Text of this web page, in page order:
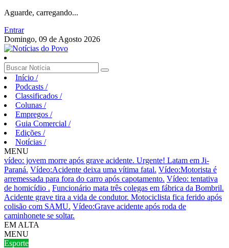
Aguarde, carregando...
Entrar
Domingo, 09 de Agosto 2026
Início /
Podcasts /
Classificados /
Colunas /
Empregos /
Guia Comercial /
Edições /
Notícias /
MENU
vídeo: jovem morre após grave acidente. Urgente! Latam em Ji-
Paraná. Vídeo:Acidente deixa uma vítima fatal. Vídeo:Motorista é
arremessada para fora do carro após capotamento. Vídeo: tentativa
de homicídio . Funcionário mata três colegas em fábrica da Bombril.
Acidente grave tira a vida de condutor. Motociclista fica ferido após
colisão com SAMU. Vídeo:Grave acidente após roda de
caminhonete se soltar.
EM ALTA
MENU
Esporte